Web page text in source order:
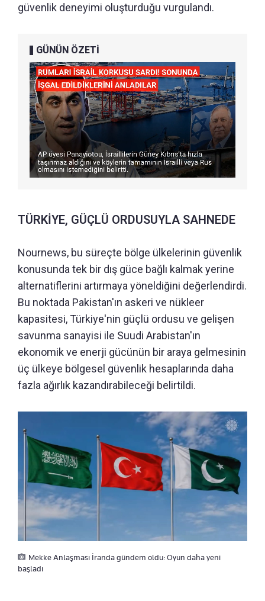
güvenlik deneyimi oluşturduğu vurgulandı.
GÜNÜN ÖZETİ
TÜRKİYE, GÜÇLÜ ORDUSUYLA SAHNEDE
Nournews, bu süreçte bölge ülkelerinin güvenlik
konusunda tek bir dış güce bağlı kalmak yerine
alternatiflerini artırmaya yöneldiğini değerlendirdi.
Bu noktada Pakistan'ın askeri ve nükleer
kapasitesi, Türkiye'nin güçlü ordusu ve gelişen
savunma sanayisi ile Suudi Arabistan'ın
ekonomik ve enerji gücünün bir araya gelmesinin
üç ülkeye bölgesel güvenlik hesaplarında daha
fazla ağırlık kazandırabileceği belirtildi.
Mekke Anlaşması İranda gündem oldu: Oyun daha yeni
başladı